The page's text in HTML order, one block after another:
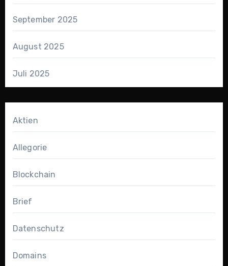
September 2025
August 2025
Juli 2025
Aktien
Allegorie
Blockchain
Brief
Datenschutz
Domains